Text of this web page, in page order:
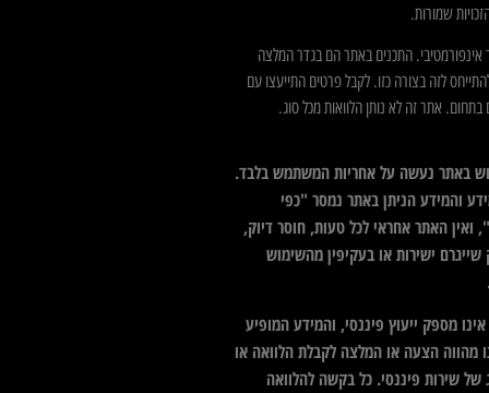
שמורות.
אינפורמטיבי. התכנים באתר הם בגדר המלצה
לזה בצורה כזו. לקבל פרטים התייעצו עם
בתחום. אתר זה לא נותן הלוואות מכל סוג.
באתר נעשה על אחריות המשתמש בלבד.
והמידע הניתן באתר נמסר "כפי
ואין האתר אחראי לכל טעות, חוסר דיוק,
שייגרם ישירות או בעקיפין מהשימוש
מספק ייעוץ פיננסי, והמידע המופיע
מהווה הצעה או המלצה לקבלת הלוואה או
של שירות פיננסי. כל בקשה להלוואה